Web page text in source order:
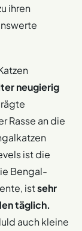
ihren
neugierig
Rasse an die
ist die
Bengal-
istsehr
täglich.
auch kleine